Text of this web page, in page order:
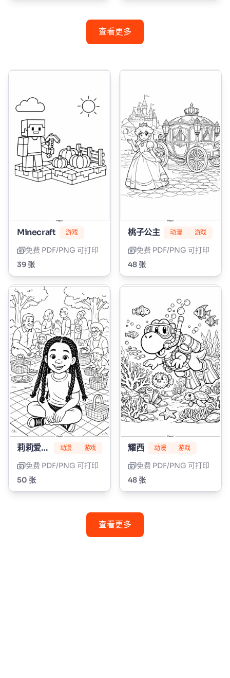
查看更多
Minecraft 游戏
免费 PDF/PNG 可打印
39 张
桃子公主 动漫 游戏
免费 PDF/PNG 可打印
48 张
莉莉爱编辫子 动漫 游戏
免费 PDF/PNG 可打印
50 张
耀西 动漫 游戏
免费 PDF/PNG 可打印
48 张
查看更多